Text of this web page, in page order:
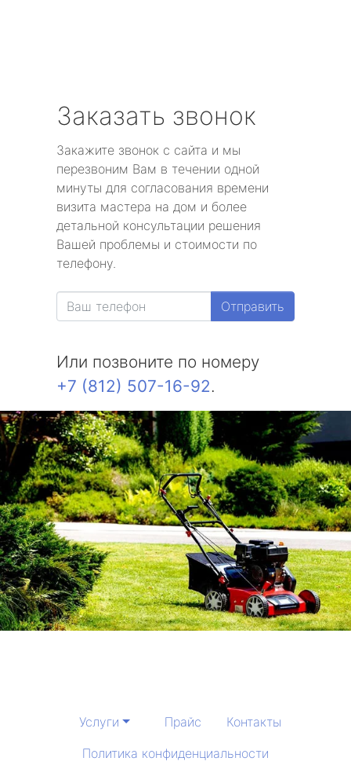
Заказать звонок
Закажите звонок с сайта и мы
перезвоним Вам в течении одной
минуты для согласования времени
визита мастера на дом и более
детальной консультации решения
Вашей проблемы и стоимости по
телефону.
Отправить
Или позвоните по номеру
+7 (812) 507-16-92.
Услуги Прайс
Контакты
Политика конфиденциальности